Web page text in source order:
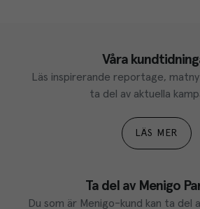
Våra
Läs inspirerande reportage,
ta del av aktuella
LÄS MER
Ta del av Menigo
Du som är Menigo-kund kan ta del